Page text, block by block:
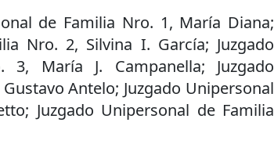
de Familia Nro. 1, María Diana;
Nro. 2, Silvina I. García; Juzgado
María J. Campanella; Juzgado
Antelo; Juzgado Unipersonal
Juzgado Unipersonal de Familia